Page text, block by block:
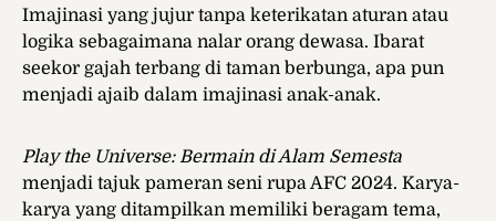
Imajinasi yang jujur tanpa keterikatan aturan atau
logika sebagaimana nalar orang dewasa. Ibarat
seekor gajah terbang di taman berbunga, apa pun
menjadi ajaib dalam imajinasi anak-anak.
Play the Universe: Bermain di Alam Semesta
menjadi tajuk pameran seni rupa AFC 2024. Karya-
karya yang ditampilkan memiliki beragam tema,